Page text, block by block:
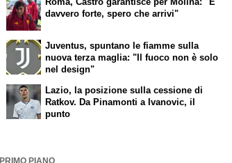
davvero forte, spero che arrivi"
Juventus, spuntano le fiamme sulla
nuova terza maglia: "Il fuoco non è solo
nel design"
Lazio, la posizione sulla cessione di
Ratkov. Da Pinamonti a Ivanovic, il
punto
PRIMO PIANO